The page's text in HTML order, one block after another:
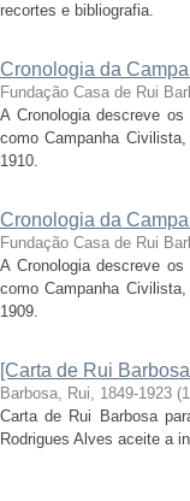
recortes e bibliografia.
Cronologia da
Fundação Casa de Rui
A Cronologia descreve
como Campanha
1910.
Cronologia da
Fundação Casa de Rui
A Cronologia descreve
como Campanha
1909.
[Carta de Rui
Barbosa, Rui, 1849-1923 (
Carta de Rui Barbosa
Rodrigues Alves aceite a